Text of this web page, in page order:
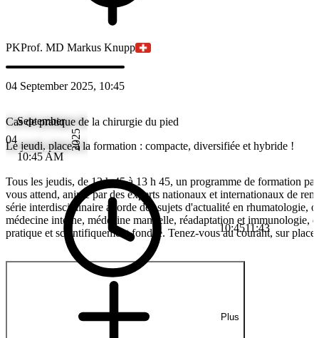
PKProf. MD Markus Knupp
04 September 2025, 10:45
04
September
10:45 AM
2025
10:4511:43
Cas de pratique de la chirurgie du pied
Le jeudi, place à la formation : compacte, diversifiée et hybride !
Tous les jeudis, de 12 h 45 à 13 h 45, un programme de formation
vous attend, animé par des experts nationaux et internationaux de
série interdisciplinaire aborde des sujets d'actualité en rhumatologie,
médecine interne, médecine manuelle, réadaptation et immunologie,
pratique et scientifiquement fondée. Tenez-vous au courant, sur
Plus